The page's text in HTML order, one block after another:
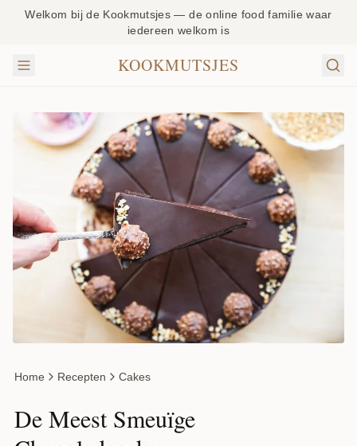
Welkom bij de Kookmutsjes — de online food familie waar
iedereen welkom is
KOOKMUTSJES
Home Recepten Cakes
De Meest Smeuïge